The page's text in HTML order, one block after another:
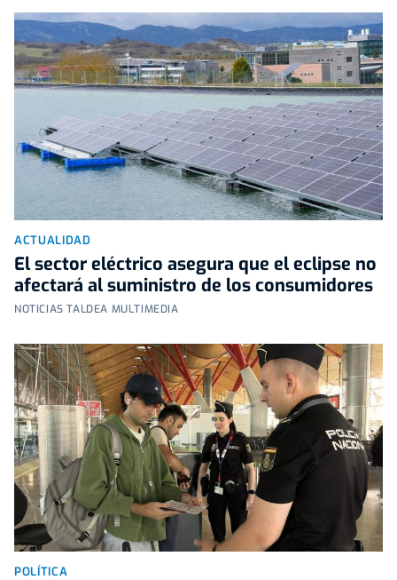
ACTUALIDAD
El sector eléctrico asegura que el eclipse no
afectará al suministro de los consumidores
NOTICIAS TALDEA MULTIMEDIA
POLÍTICA